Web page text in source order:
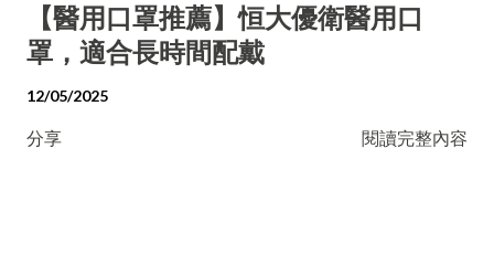
【醫用口罩推薦】恒大優衛醫用口
罩，適合長時間配戴
12/05/2025
分享 閱讀完整內容